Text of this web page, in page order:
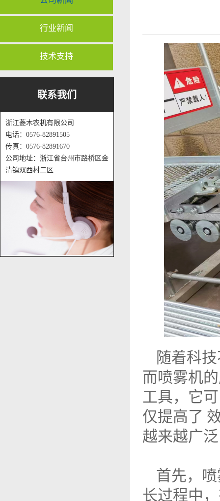
行业新闻
技术支持
联系我们
浙江菱木农机有限公司
电话：0576-82891505
传真：0576-82891670
公司地址：浙江省台州市路桥区金
清镇双西村二区
随着科
而喷雾机
工具，它
仅提高了
越来越广
首先，
长过程中